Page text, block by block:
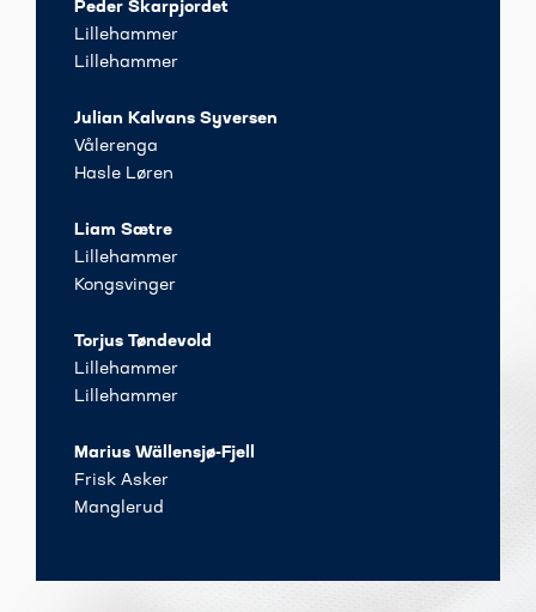
Peder Skarpjordet
Lillehammer
Lillehammer
Julian Kalvans Syversen
Vålerenga
Hasle Løren
Liam Sætre
Lillehammer
Kongsvinger
Torjus Tøndevold
Lillehammer
Lillehammer
Marius Wällensjø-Fjell
Frisk Asker
Manglerud